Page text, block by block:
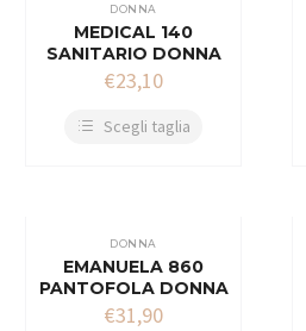
DONNA
MEDICAL 140
SANITARIO DONNA
€23,10
Scegli taglia
DONNA
EMANUELA 860
PANTOFOLA DONNA
€31,90